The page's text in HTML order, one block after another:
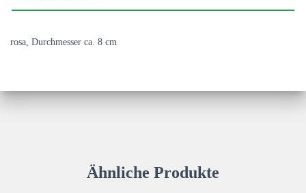
rosa, Durchmesser ca. 8 cm
Ähnliche Produkte